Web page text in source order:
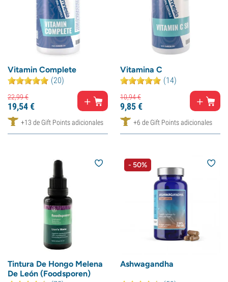
Vitamin Complete
(20)
22,99€
19,54€
+13 de Gift Points adicionales
Vitamina C
(14)
10,94€
9,85€
+6 de Gift Points adicionales
Tintura De Hongo Melena
De León (Foodsporen)
- 50%
Ashwagandha